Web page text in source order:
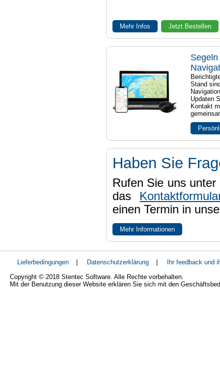
Mehr Infos Jetzt Bestellen
Stand
Updaten
Kontakt
Haben Sie
Rufen Sie uns
das
einen Termin in
Mehr Informationen
Lieferbedingungen Datenschutzerklärung
Ihr feedback und
Copyright © 2018 Stentec Software. Alle Rechte vorbehalten.
Mit der Benutzung dieser Website erklären Sie sich mit den